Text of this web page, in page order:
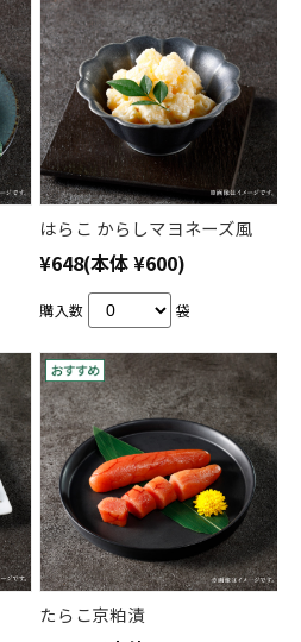
はらこ からしマヨネーズ風
¥648(本体 ¥600)
購入数 袋
たらこ京粕漬